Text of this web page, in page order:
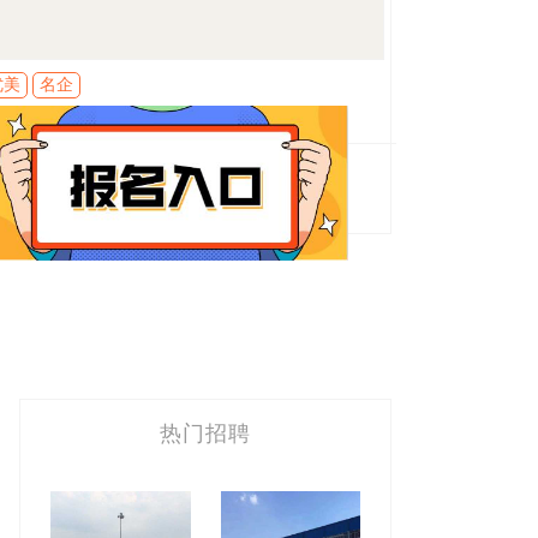
名企
热门招聘